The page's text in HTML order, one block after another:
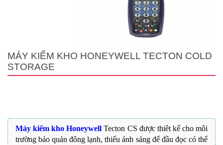
MÁY KIỂM KHO HONEYWELL TECTON COLD
STORAGE
Máy kiểm kho Honeywell Tecton CS được thiêt kế cho môi
trường bảo quản đông lạnh, thiếu ánh sáng để đầu đọc có thể